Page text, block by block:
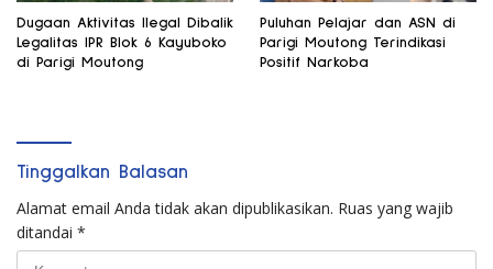
Dugaan Aktivitas Ilegal Dibalik
Legalitas IPR Blok 6 Kayuboko
di Parigi Moutong
Puluhan Pelajar dan ASN di
Parigi Moutong Terindikasi
Positif Narkoba
Tinggalkan Balasan
Alamat email Anda tidak akan dipublikasikan. Ruas yang wajib
ditandai *